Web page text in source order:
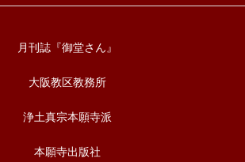
月刊誌『御堂さん』
大阪教区教務所
浄土真宗本願寺派
本願寺出版社